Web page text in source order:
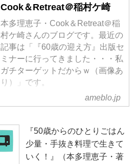
Cook＆Retreat＠稲村ケ崎
本多理恵子・Cook＆Retreat＠稲
村ケ崎さんのブログです。最近の
記事は「『60歳の迎え方』出版セ
ミナーに行ってきました・・・私
ガチターゲットだからｗ（画像あ
り）」です。
ameblo.jp
『50歳からのひとりごはん
少量・手抜き料理で生きて
いく！』（本多理恵子・著